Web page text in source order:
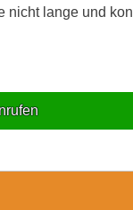
nicht lange und